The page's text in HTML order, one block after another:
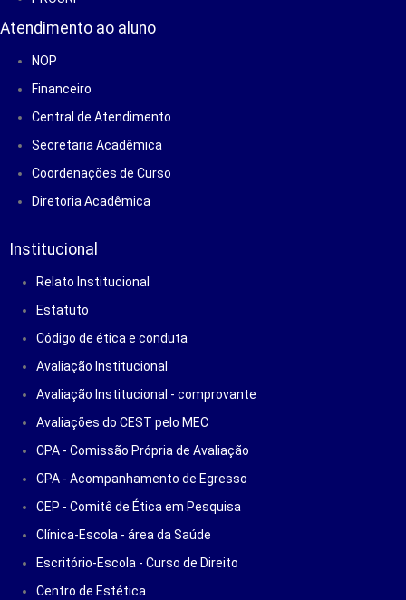
Atendimento ao aluno
NOP
Financeiro
Central de Atendimento
Secretaria Acadêmica
Coordenações de Curso
Diretoria Acadêmica
Institucional
Relato Institucional
Estatuto
Código de ética e conduta
Avaliação Institucional
Avaliação Institucional - comprovante
Avaliações do CEST pelo MEC
CPA - Comissão Própria de Avaliação
CPA - Acompanhamento de Egresso
CEP - Comitê de Ética em Pesquisa
Clínica-Escola - área da Saúde
Escritório-Escola - Curso de Direito
Centro de Estética